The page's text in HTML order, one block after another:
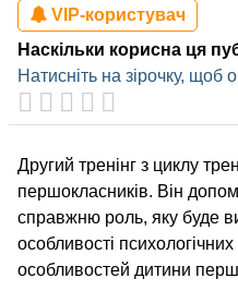
VIP-користувач
Наскільки корисна ця
Натисніть на зірочку, щоб
Другий тренінг з циклу
першокласників. Він
справжню роль, яку буде
особливості
особливостей дитини